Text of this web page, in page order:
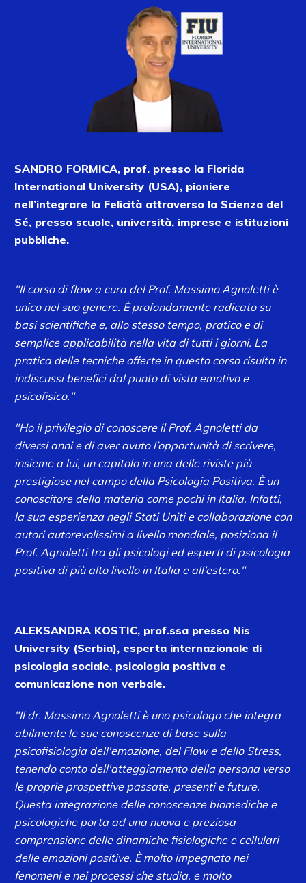
SANDRO FORMICA, prof. presso la Florida
International University (USA), pioniere
nell’integrare la Felicità attraverso la Scienza del
Sé, presso scuole, università, imprese e istituzioni
pubbliche.
"Il corso di flow a cura del Prof. Massimo Agnoletti è
unico nel suo genere. È profondamente radicato su
basi scientifiche e, allo stesso tempo, pratico e di
semplice applicabilità nella vita di tutti i giorni. La
pratica delle tecniche offerte in questo corso risulta in
indiscussi benefici dal punto di vista emotivo e
psicofisico."
"Ho il privilegio di conoscere il Prof. Agnoletti da
diversi anni e di aver avuto l’opportunità di scrivere,
insieme a lui, un capitolo in una delle riviste più
prestigiose nel campo della Psicologia Positiva. È un
conoscitore della materia come pochi in Italia. Infatti,
la sua esperienza negli Stati Uniti e collaborazione con
autori autorevolissimi a livello mondiale, posiziona il
Prof. Agnoletti tra gli psicologi ed esperti di psicologia
positiva di più alto livello in Italia e all’estero."
ALEKSANDRA KOSTIC, prof.ssa presso Nis
University (Serbia), esperta internazionale di
psicologia sociale, psicologia positiva e
comunicazione non verbale.
"Il dr. Massimo Agnoletti è uno psicologo che integra
abilmente le sue conoscenze di base sulla
psicofisiologia dell'emozione, del Flow e dello Stress,
tenendo conto dell'atteggiamento della persona verso
le proprie prospettive passate, presenti e future.
Questa integrazione delle conoscenze biomediche e
psicologiche porta ad una nuova e preziosa
comprensione delle dinamiche fisiologiche e cellulari
delle emozioni positive. È molto impegnato nei
fenomeni e nei processi che studia, e molto